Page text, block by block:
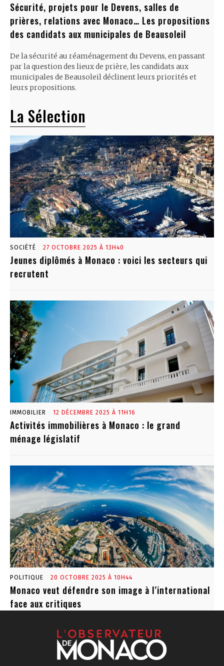
Sécurité, projets pour le Devens, salles de
prières, relations avec Monaco… Les propositions
des candidats aux municipales de Beausoleil
De la sécurité au réaménagement du Devens, en passant
par la question des lieux de prière, les candidats aux
municipales de Beausoleil déclinent leurs priorités et
leurs propositions.
La Sélection
SOCIÉTÉ 27 OCTOBRE 2025 À 13H40
Jeunes diplômés à Monaco : voici les secteurs qui
recrutent
IMMOBILIER 12 DÉCEMBRE 2025 À 11H16
Activités immobilières à Monaco : le grand
ménage législatif
POLITIQUE 20 OCTOBRE 2025 À 10H44
Monaco veut défendre son image à l’international
face aux critiques